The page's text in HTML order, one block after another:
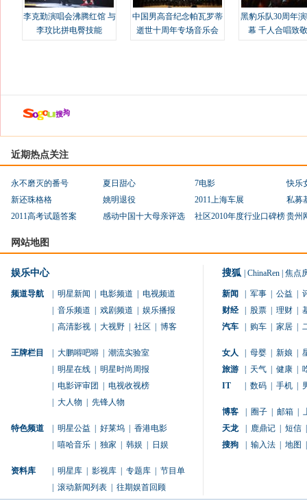
李克勤演唱会沸腾红馆 与
李玟比拼电臀技能
中国男高音纪念帕瓦罗蒂
逝世十周年专场音乐会
黑豹乐队30周年
幕 千人合唱致
近期热点关注
永不磨灭的番号 夏日甜心 7电影
快乐
新还珠格格
姚明退役 2011上海车展
私募
2011高考试题答案
感动中国十大母亲评选 社区2010年度行业口碑榜贵州
网站地图
娱乐中心
频道导航 明星新闻 电影频道
电视频道
音乐频道 戏剧频道
娱乐播报
高清影视 大视野 社区 博客
王牌栏目 大鹏嘚吧嘚
潮流实验室
明星在线
明星时尚周报
电影评审团
电视收视榜
大人物 先锋人物
特色频道 明星公益 好莱坞
香港电影
嘻哈音乐 独家 韩娱 日娱
资料库 明星库 影视库 专题库
节目单
滚动新闻列表 往期娱首回顾
搜狐 ChinaRen 焦点
新闻 军事 公益
财经
股票 理财
汽车
购车 家居
女人 母婴 新娘
旅游
天气 健康
IT
数码 手机
博客 圈子 邮箱
天龙
鹿鼎记 短信
搜狗
输入法 地图